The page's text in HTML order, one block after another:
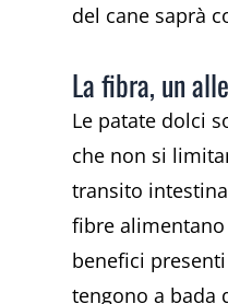
del cane saprà
La fibra, un
Le patate dolci
che non si
transito
fibre
benefici
tengono a bada